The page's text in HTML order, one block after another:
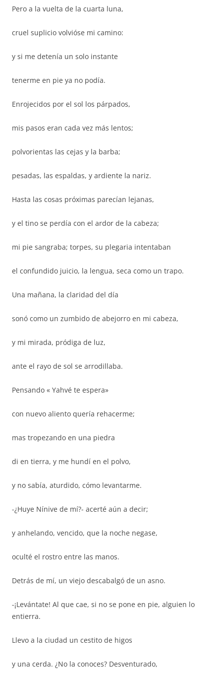
Pero a la vuelta de la cuarta luna,
cruel suplicio volvióse mi camino:
y si me detenía un solo instante
tenerme en pie ya no podía.
Enrojecidos por el sol los párpados,
mis pasos eran cada vez más lentos;
polvorientas las cejas y la barba;
pesadas, las espaldas, y ardiente la nariz.
Hasta las cosas próximas parecían lejanas,
y el tino se perdía con el ardor de la cabeza;
mi pie sangraba; torpes, su plegaria intentaban
el confundido juicio, la lengua, seca como un trapo.
Una mañana, la claridad del día
sonó como un zumbido de abejorro en mi cabeza,
y mi mirada, pródiga de luz,
ante el rayo de sol se arrodillaba.
Pensando « Yahvé te espera»
con nuevo aliento quería rehacerme;
mas tropezando en una piedra
di en tierra, y me hundí en el polvo,
y no sabía, aturdido, cómo levantarme.
-¿Huye Nínive de mí?- acerté aún a decir;
y anhelando, vencido, que la noche negase,
oculté el rostro entre las manos.
Detrás de mí, un viejo descabalgó de un asno.
-¡Levántate! Al que cae, si no se pone en pie, alguien lo
entierra.
Llevo a la ciudad un cestito de higos
y una cerda. ¿No la conoces? Desventurado,